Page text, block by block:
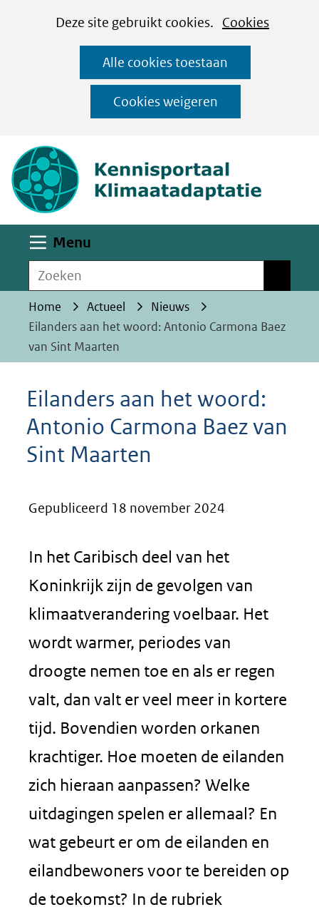
CookiesDeze site gebruikt cookies. Cookies
op
deze
website
worden
toegestaan
geweigerd.
Alle cookies toestaan
Cookies weigeren
Ga
naar
de
inhoud
Menu
Zoeken
Home Actueel
Nieuws
Eilanders aan het woord: Antonio Carmona Baez
van Sint Maarten
Eilanders aan het woord:
Antonio Carmona Baez van
Sint Maarten
Gepubliceerd 18 november 2024
In het Caribisch deel van het
Koninkrijk zijn de gevolgen van
klimaatverandering voelbaar. Het
wordt warmer, periodes van
droogte nemen toe en als er regen
valt, dan valt er veel meer in kortere
tijd. Bovendien worden orkanen
krachtiger. Hoe moeten de eilanden
zich hieraan aanpassen? Welke
uitdagingen spelen er allemaal? En
wat gebeurt er om de eilanden en
eilandbewoners voor te bereiden op
de toekomst? In de rubriek